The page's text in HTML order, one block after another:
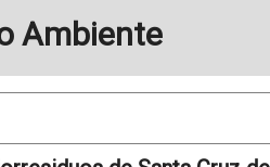
Ambiente